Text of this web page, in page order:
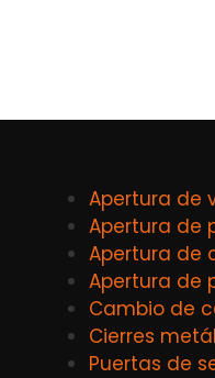
Apertura de
Apertura de
Apertura de
Apertura de
Cambio de
Cierres
Puertas de